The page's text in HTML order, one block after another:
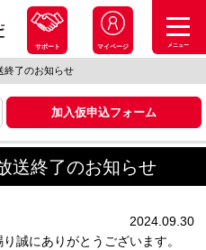
サポート マイページ メニュー
終了のお知らせ
加入仮申込フォーム
送終了のお知らせ
2024.09.30
誠にありがとうございます。